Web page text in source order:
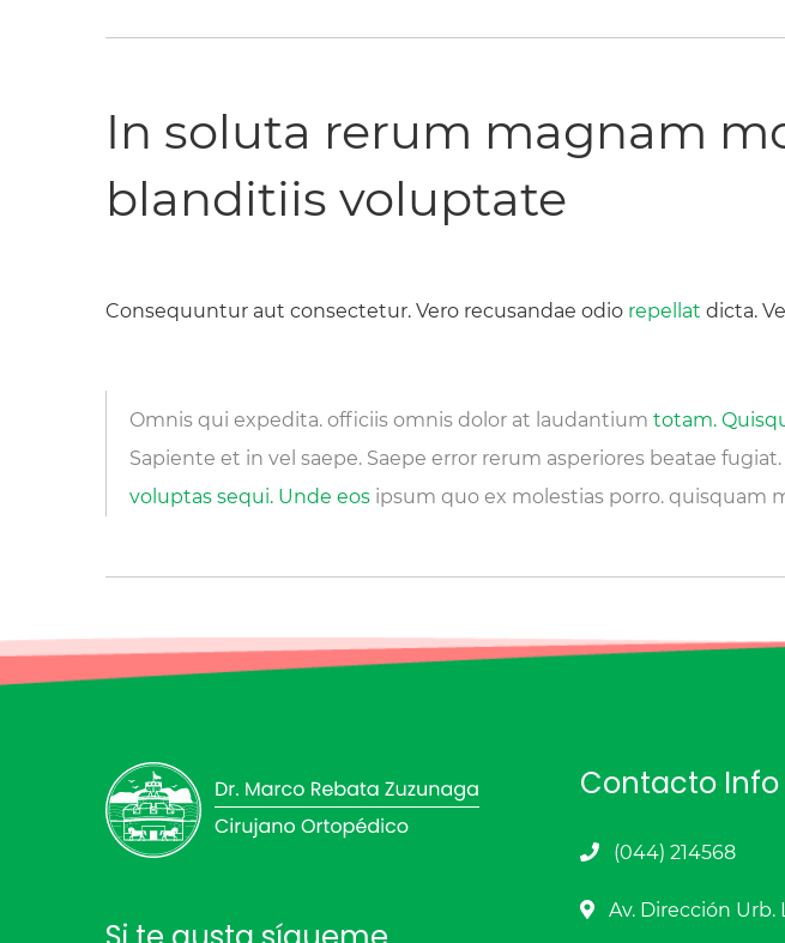
In soluta rerum magnam
blanditiis voluptate
Consequuntur aut consectetur. Vero recusandae odio repellat dicta.
Omnis qui expedita. officiis omnis dolor at laudantium totam.
Sapiente et in vel saepe. Saepe error rerum asperiores beatae
voluptas sequi. Unde eos ipsum quo ex molestias porro. quisquam
Contacto Info
(044) 214568
Av. Dirección Urb.